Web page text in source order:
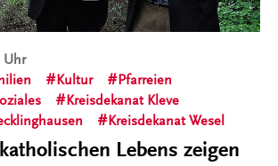
Uhr
Kultur
Pfarreien
Kreisdekanat Kleve
Kreisdekanat Wesel
Lebens zeigen